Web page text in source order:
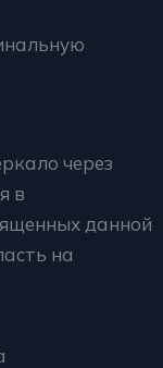
через
в
данной
на